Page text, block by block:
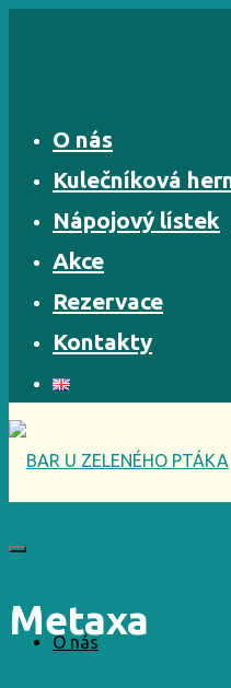
O nás
Kulečníková
Nápojový lístek
Akce
Rezervace
Kontakty
O nás
Metaxa